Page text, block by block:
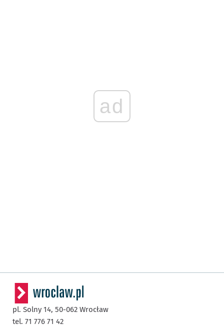
ad
pl. Solny 14, 50-062 Wrocław
tel. 71 776 71 42